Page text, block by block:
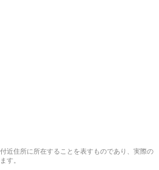
近住所に所在することを表すものであり、実際の
す。